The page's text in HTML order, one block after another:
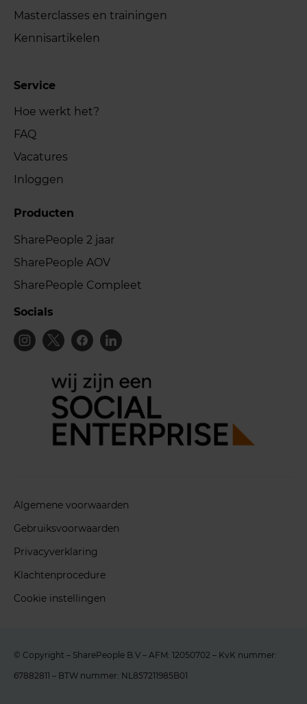
Masterclasses en trainingen
Kennisartikelen
Service
Hoe werkt het?
FAQ
Vacatures
Inloggen
Producten
SharePeople 2 jaar
SharePeople AOV
SharePeople Compleet
Socials
Algemene voorwaarden
Gebruiksvoorwaarden
Privacyverklaring
Klachtenprocedure
Cookie instellingen
© Copyright – SharePeople B.V – AFM: 12050702 – KvK nummer:
67882811 – BTW nummer: NL857211985B01